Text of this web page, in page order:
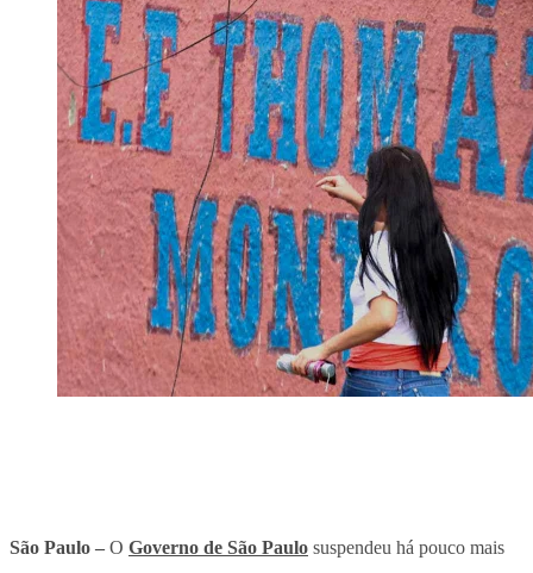
São Paulo – O Governo de São Paulo suspendeu há pouco mais